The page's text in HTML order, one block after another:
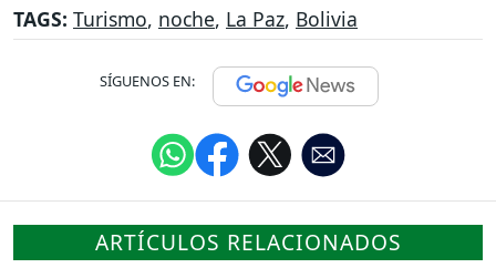
TAGS: Turismo, noche, La Paz, Bolivia
SÍGUENOS EN:
ARTÍCULOS RELACIONADOS